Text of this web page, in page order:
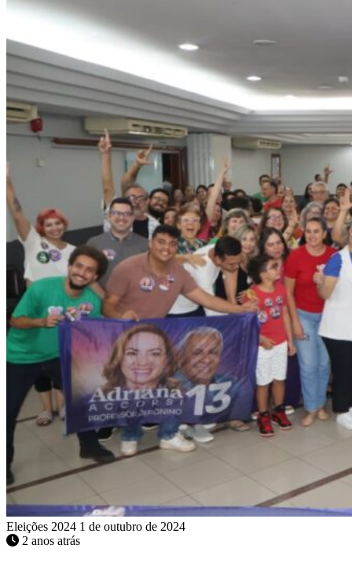
Eleições 2024 1 de outubro de 2024
2 anos atrás